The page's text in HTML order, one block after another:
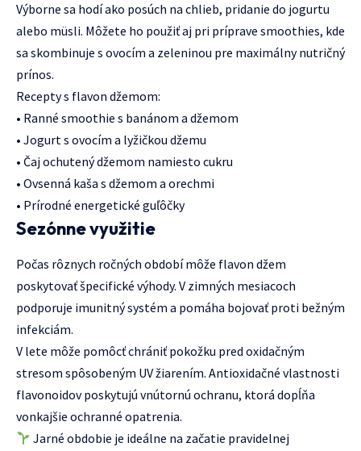
Výborne sa hodí ako posúch na chlieb, pridanie do jogurtu
alebo müsli. Môžete ho použiť aj pri príprave smoothies, kde
sa skombinuje s ovocím a zeleninou pre maximálny nutričný
prínos.
Recepty s flavon džemom:
• Ranné smoothie s banánom a džemom
• Jogurt s ovocím a lyžičkou džemu
• Čaj ochutený džemom namiesto cukru
• Ovsenná kaša s džemom a orechmi
• Prírodné energetické guľôčky
Sezónne využitie
Počas rôznych ročných období môže flavon džem
poskytovať špecifické výhody. V zimných mesiacoch
podporuje imunitný systém a pomáha bojovať proti bežným
infekciám.
V lete môže pomôcť chrániť pokožku pred oxidačným
stresom spôsobeným UV žiarením. Antioxidačné vlastnosti
flavonoidov poskytujú vnútornú ochranu, ktorá dopĺňa
vonkajšie ochranné opatrenia.
Jarné obdobie je ideálne na začatie pravidelnej